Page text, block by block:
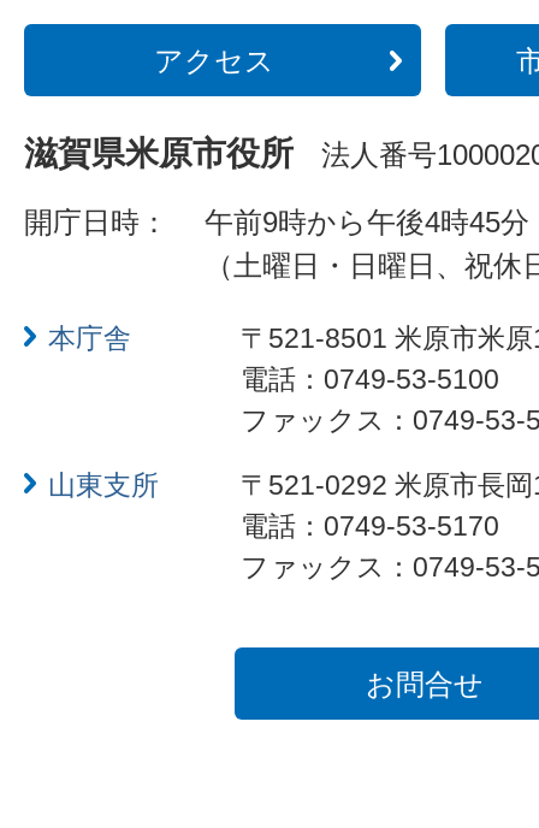
アクセス
滋賀県米原市役所 法人番号
開庁日時：
午前9時から午後4時45分
（土曜日・日曜日、祝
本庁舎
〒521-8501 米原市米
電話：0749-53-5100
ファックス：0749-53-
山東支所
〒521-0292 米原市長
電話：0749-53-5170
ファックス：0749-53-
お問合せ